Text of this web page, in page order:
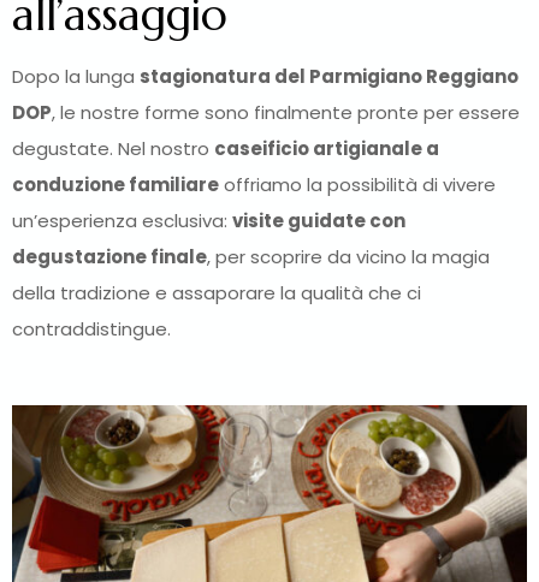
all’assaggio
Dopo la lunga stagionatura del Parmigiano Reggiano
DOP, le nostre forme sono finalmente pronte per essere
degustate. Nel nostro caseificio artigianale a
conduzione familiareoffriamo la possibilità di vivere
un’esperienza esclusiva: visite guidate con
degustazione finale, per scoprire da vicino la magia
della tradizione e assaporare la qualità che ci
contraddistingue.